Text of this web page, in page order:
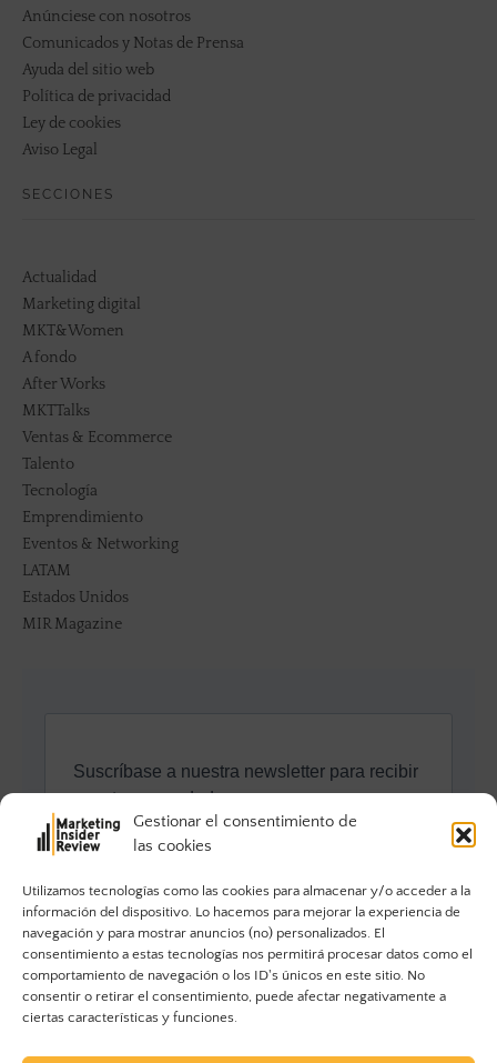
Gestionar el consentimiento de
las cookies
Utilizamos tecnologías como las cookies para almacenar y/o acceder a la
información del dispositivo. Lo hacemos para mejorar la experiencia de
navegación y para mostrar anuncios (no) personalizados. El
consentimiento a estas tecnologías nos permitirá procesar datos como el
comportamiento de navegación o los ID's únicos en este sitio. No
consentir o retirar el consentimiento, puede afectar negativamente a
ciertas características y funciones.
Anúnciese con nosotros
Comunicados y Notas de Prensa
Ayuda del sitio web
Política de privacidad
Ley de cookies
Aviso Legal
SECCIONES
Actualidad
Marketing digital
MKT&Women
A fondo
After Works
MKTTalks
Ventas & Ecommerce
Talento
Tecnología
Emprendimiento
Eventos & Networking
LATAM
Estados Unidos
MIR Magazine